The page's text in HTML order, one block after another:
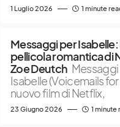
1 Luglio 2026 1 minute
Messaggi per
pellicola romantica di
Zoe Deutch
Isabelle (Voicemails for
nuovo film di Netflix,
23 Giugno 2026 1 minute